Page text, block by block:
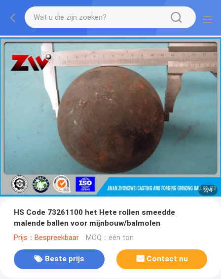
2/4
HS Code 73261100 het Hete rollen smeedde
malende ballen voor mijnbouw/balmolen
Prijs：Bespreekbaar MOQ：één ton
Beste prijs Contact nu